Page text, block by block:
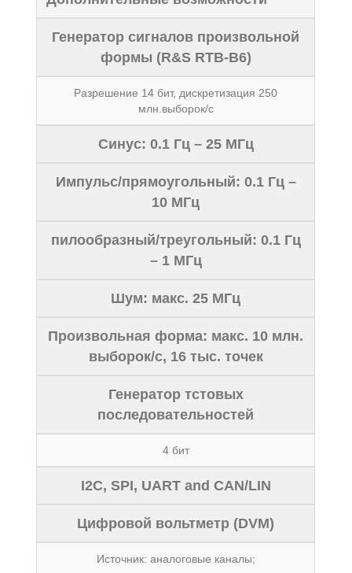
Генератор сигналов произвольной
формы (R&S RTB-B6)
Разрешение 14 бит, дискретизация 250
млн.выборок/с
Синус: 0.1 Гц – 25 МГц
Импульс/прямоугольный: 0.1 Гц –
10 МГц
пилообразный/треугольный: 0.1 Гц
– 1 МГц
Шум: макс. 25 МГц
Произвольная форма: макс. 10 млн.
выборок/с, 16 тыс. точек
Генератор тстовых
последовательностей
4 бит
I2C, SPI, UART and CAN/LIN
Цифровой вольтметр (DVM)
Источник: аналоговые каналы;